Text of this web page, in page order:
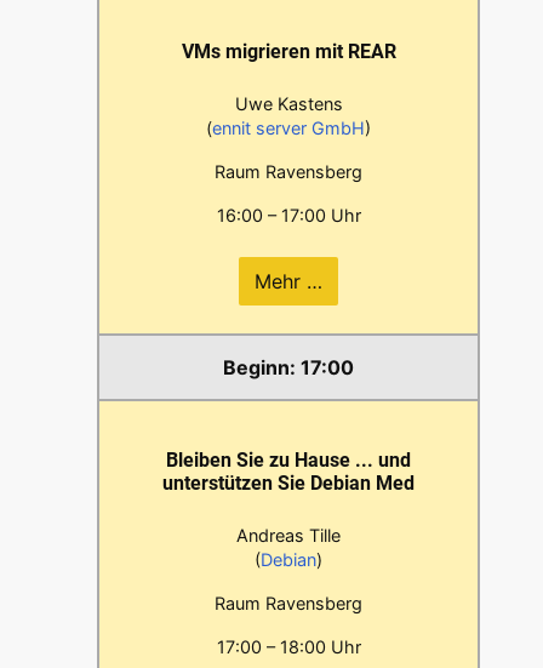
VMs migrieren mit REAR
Uwe Kastens
(ennit server GmbH)
Raum Ravensberg
16:00 – 17:00 Uhr
Mehr …
17:00
Bleiben Sie zu Hause ... und
unterstützen Sie Debian Med
Andreas Tille
(Debian)
Raum Ravensberg
17:00 – 18:00 Uhr